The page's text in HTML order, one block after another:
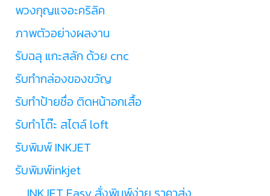
พวงกุญแจอะคริลิค
ภาพตัวอย่างผลงาน
รับฉลุ แกะสลัก ด้วย cnc
รับทำกล่องของขวัญ
รับทำป้ายชื่อ ติดหน้าอกเสื้อ
รับทำโต๊ะ สไตล์ loft
รับพิมพ์ INKJET
รับพิมพ์inkjet